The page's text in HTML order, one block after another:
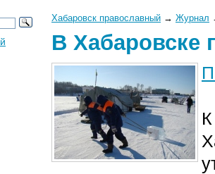
Хабаровск православный → Журнал
В Хабаровске